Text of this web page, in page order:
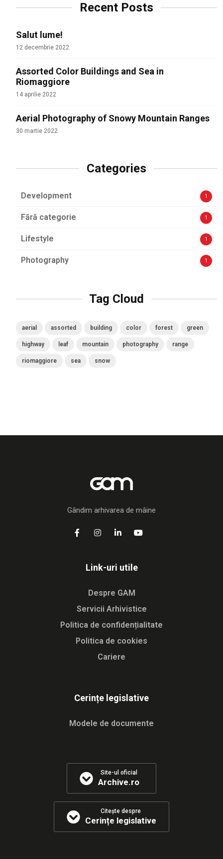
Recent Posts
Salut lume!
12 decembrie 2022
Assorted Color Buildings and Sea in
Riomaggiore
14 aprilie 2022
Aerial Photography of Snowy Mountain Ranges
30 martie 2022
Categories
Development 1
Fără categorie 1
Lifestyle 1
Photography 1
Tag Cloud
aerial assorted building color forest green
highway leaf mountain photography range
riomaggiore sea snow
Gândim arhivarea de mâine
Link-uri utile
Despre GAM
Servicii Arhivistice
Politica de confidențialitate
Politica de cookies
Cariere
Cerințe legislative
Modele de documente
Site-ul oficial
Archive.ro
Citește despre
Cerințe legislative